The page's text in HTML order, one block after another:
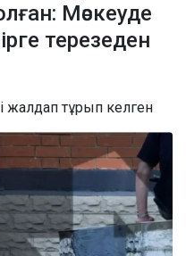
Мәскеуде
терезеден
жалдап тұрып келген